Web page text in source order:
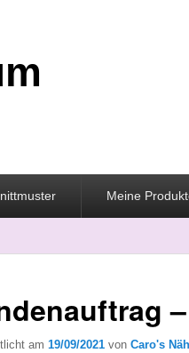
Meine
am 19/09/2021 von Caro's